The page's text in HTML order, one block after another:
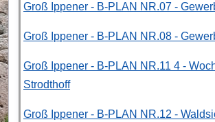
Groß Ippener - B-PLAN NR.07 -
Groß Ippener - B-PLAN NR.08 -
Groß Ippener - B-PLAN NR.11 4 -
Strodthoff
Groß Ippener - B-PLAN NR.12 -